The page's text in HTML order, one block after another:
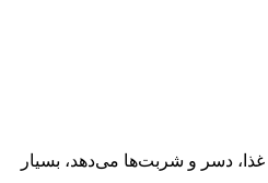
دسر و شربت‌ها می‌دهد، بسیار